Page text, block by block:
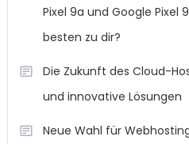
Pixel 9a und Google Pixel
besten zu dir?
Die Zukunft des Cloud-
und innovative Lösungen
Neue Wahl für